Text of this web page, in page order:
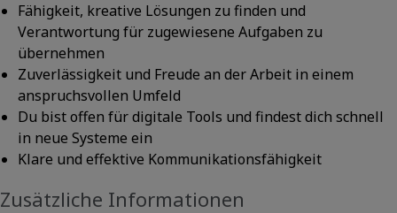
Fähigkeit, kreative Lösungen zu finden und
Verantwortung für zugewiesene Aufgaben zu
übernehmen
Zuverlässigkeit und Freude an der Arbeit in einem
anspruchsvollen Umfeld
Du bist offen für digitale Tools und findest dich schnell
in neue Systeme ein
Klare und effektive Kommunikationsfähigkeit
Zusätzliche Informationen